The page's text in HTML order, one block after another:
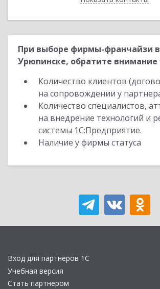
При выборе фирмы-франчайзи в
Урюпинске, обратите внимание
Количество клиентов
на сопровождении у
Количество специалистов,
на внедрение технологий и
системы 1С:Предприятие.
Наличие у фирмы статуса
Вход для партнеров 1С
Учебная версия
Стать партнером